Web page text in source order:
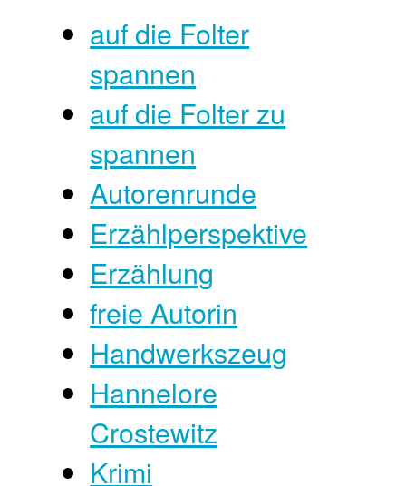
auf die Folter
spannen
auf die Folter zu
spannen
Autorenrunde
Erzählperspektive
Erzählung
freie Autorin
Handwerkszeug
Hannelore
Crostewitz
Krimi